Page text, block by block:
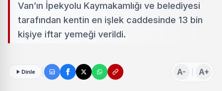
Van’ın İpekyolu Kaymakamlığı ve belediyesi
tarafından kentin en işlek caddesinde 13 bin
kişiye iftar yemeği verildi.
Dinle A- A+